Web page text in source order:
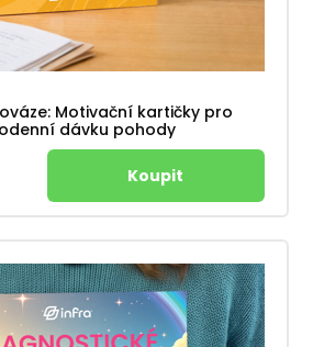
Motivační kartičky pro
dávku pohody